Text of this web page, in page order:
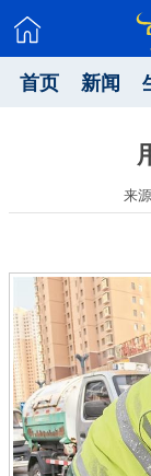
首页 新闻
来